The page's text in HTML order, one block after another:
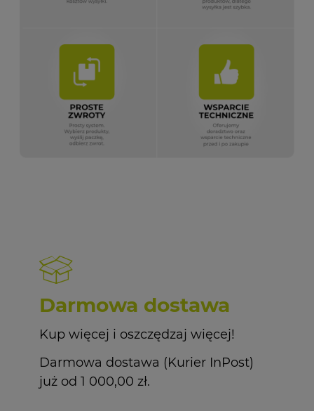
Darmowa dostawa
Kup więcej i oszczędzaj więcej!
Darmowa dostawa (Kurier InPost)
już od 1 000,00 zł.